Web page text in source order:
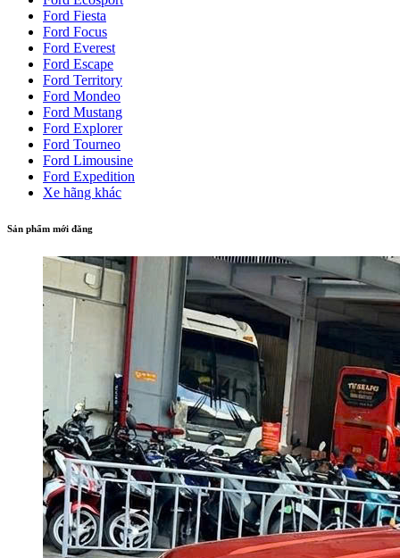
Ford Fiesta
Ford Focus
Ford Everest
Ford Escape
Ford Territory
Ford Mondeo
Ford Mustang
Ford Explorer
Ford Tourneo
Ford Limousine
Ford Expedition
Xe hãng khác
Sản phẩm mới đăng